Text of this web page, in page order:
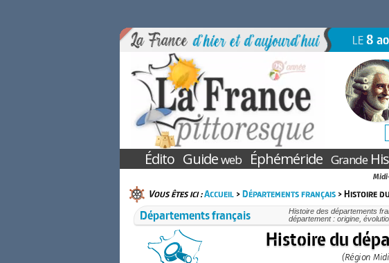
LE8
Édito Guideweb Éphéméride Grande
Vous êtes ici :Accueil>Départements français> Histoire
Départements français
Histoire des départements
département : origine,
Histoire du
(Région